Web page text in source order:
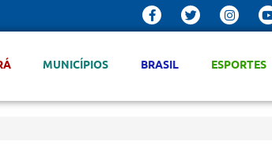
MUNICÍPIOS BRASIL ESPORTES